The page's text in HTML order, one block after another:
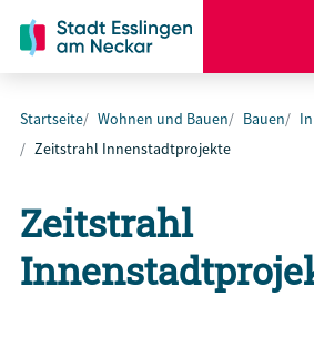
Startseite Wohnen und Bauen Bauen
Zeitstrahl Innenstadtprojekte
Zeitstrahl